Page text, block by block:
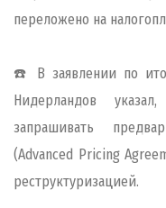
переложено на
☎️ В заявлении по
Нидерландов
запрашивать
(Advanced Pricing
реструктуризацией.